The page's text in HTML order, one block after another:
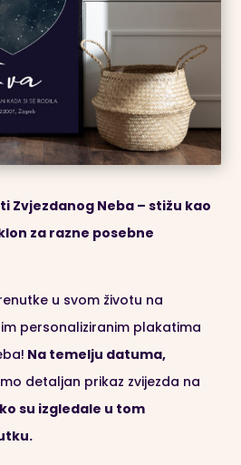
Zvjezdanog Neba – stižu kao
za razne posebne
u svom životu na
personaliziranim plakatima
Na temelju datuma,
detaljan prikaz zvijezda na
su izgledale u tom